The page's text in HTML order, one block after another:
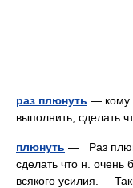
раз плюнуть — кому
выполнить, сделать
плюнуть — Раз
сделать что н. очень
всякого усилия.